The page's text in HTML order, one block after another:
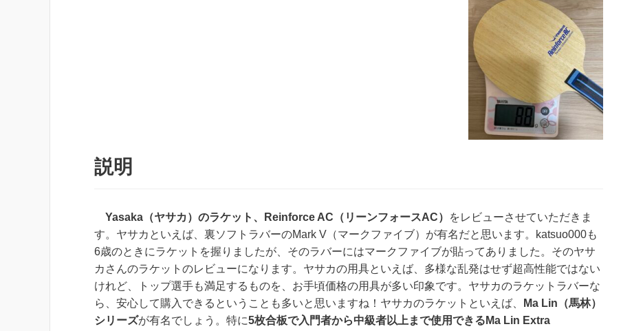
説明
Yasaka（ヤサカ）のラケット、Reinforce AC（リーンフォースAC）
をレビューさせていただきま
す。 ヤサカといえば、裏ソフトラバーのMark V（マークファイブ） が有名だと思います。katsuo000も
6歳のときにラケットを握りましたが、そのラバーにはマークファイブが貼ってありました。そのヤサ
カさんのラケットのレビューになります。 ヤサカの用具といえば、多様な乱発はせず超高性能ではない
けれど、トップ選手も満足するものを、お手頃価格の用具が多い印象です。 ヤサカのラケットラバーな
ら、安心して購入できる ということも多いと思いますね！ヤサカのラケットといえば、
Ma Lin（馬林）
シリーズが有名でしょう。特に5枚合板で入門者から中級者以上まで使用できるMa Lin Extra